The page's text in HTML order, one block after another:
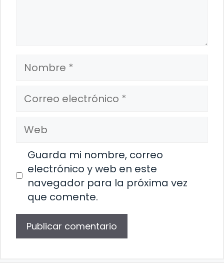
Nombre
Correo
electrónico
Web
Guarda mi nombre, correo
electrónico y web en este
navegador para la próxima vez
que comente.